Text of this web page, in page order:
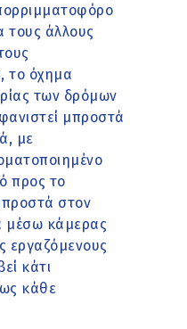
τους άλλους
το όχημα
των δρόμων
μπροστά
με
προς το
στον
μέσω κάμερας
εργαζόμενους
κάτι
κάθε